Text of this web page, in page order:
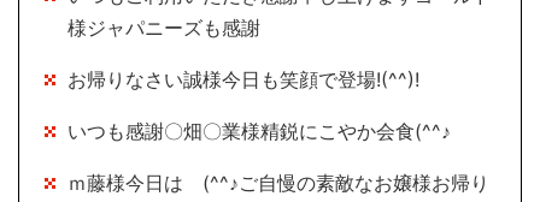
様ジャパニーズも感謝
お帰りなさい誠様今日も笑顔で登場!(^^)!
いつも感謝〇畑〇業様精鋭にこやか会食(^^♪
ｍ藤様今日は (^^♪ご自慢の素敵なお嬢様お帰り